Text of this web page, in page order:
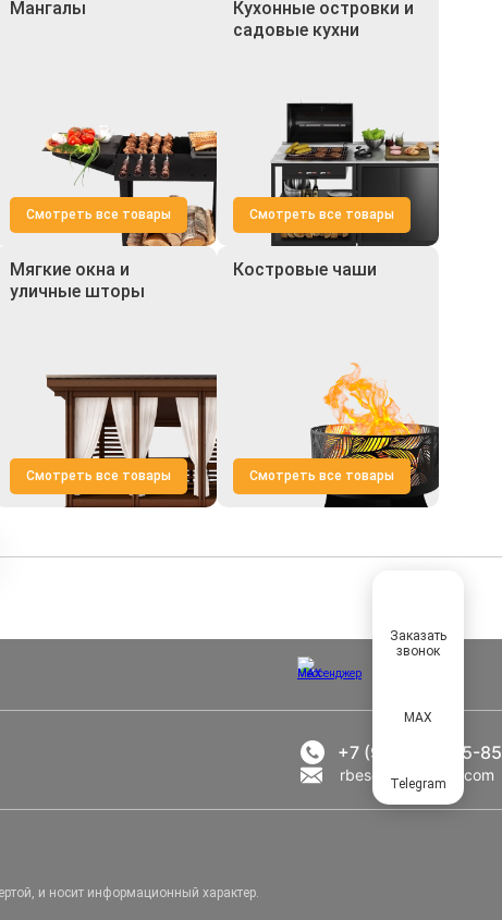
Мангалы
Смотреть все товары
Кухонные островки и
садовые кухни
Смотреть все товары
Мягкие окна и
уличные шторы
Смотреть все товары
Костровые чаши
Смотреть все товары
+7 (969) 777-85-85
rbesedka@gmail.com
и носит информационный характер.
Заказать
звонок
MAX
Telegram